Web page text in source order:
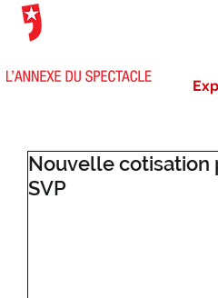
Nouvelle cotisation
SVP